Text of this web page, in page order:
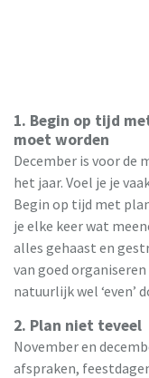
1. Begin op tijd
moet worden
December is voor de
het jaar. Voel je je
Begin op tijd met
je elke keer wat
alles gehaast en
van goed
natuurlijk wel ‘even’
2. Plan niet teveel
November en
afspraken,